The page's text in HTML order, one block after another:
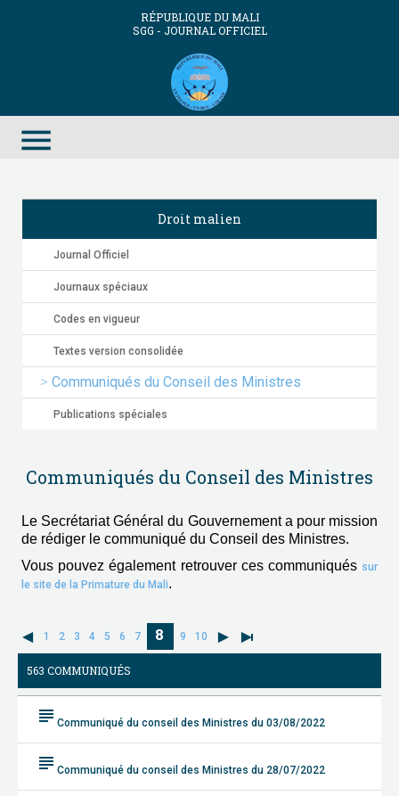
RÉPUBLIQUE DU MALI
SGG - JOURNAL OFFICIEL
menu
Droit malien
Journal Officiel
Journaux spéciaux
Codes en vigueur
Textes version consolidée
Communiqués du Conseil des Ministres
Publications spéciales
Communiqués du Conseil des Ministres
Le Secrétariat Général du Gouvernement a pour mission
de rédiger le communiqué du Conseil des Ministres.
Vous pouvez également retrouver ces communiqués sur
le site de la Primature du Mali.
1 2 3 4 5 6 7 8 9 10
563 COMMUNIQUÉS
subject Communiqué du conseil des Ministres du 03/08/2022
subject Communiqué du conseil des Ministres du 28/07/2022